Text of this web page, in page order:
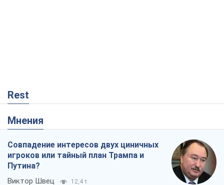
Rest
Мнения
Совпадение интересов двух циничных
игроков или тайный план Трампа и
Путина?
Виктор Швец 12,4 т.